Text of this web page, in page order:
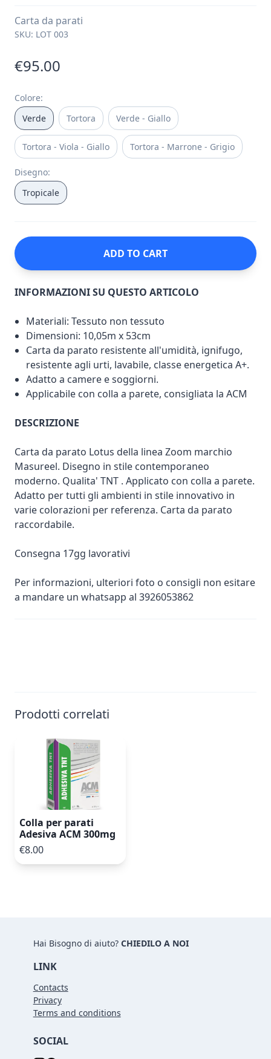
Carta da parati
SKU: LOT 003
€95.00
Colore:
Verde
Tortora Verde - Giallo
Tortora - Viola - Giallo Tortora - Marrone - Grigio
Disegno:
Tropicale
ADD TO CART
INFORMAZIONI SU QUESTO ARTICOLO
Materiali: Tessuto non tessuto
Dimensioni: 10,05m x 53cm
Carta da parato resistente all'umidità, ignifugo,
resistente agli urti, lavabile, classe energetica A+.
Adatto a camere e soggiorni.
Applicabile con colla a parete, consigliata la ACM
DESCRIZIONE
Carta da parato Lotus della linea Zoom marchio
Masureel. Disegno in stile contemporaneo
moderno. Qualita' TNT . Applicato con colla a parete.
Adatto per tutti gli ambienti in stile innovativo in
varie colorazioni per referenza. Carta da parato
raccordabile.
Consegna 17gg lavorativi
Per informazioni, ulteriori foto o consigli non esitare
a mandare un whatsapp al 3926053862
Prodotti correlati
Colla per parati
Adesiva ACM 300mg
€8.00
Hai Bisogno di aiuto? CHIEDILO A NOI
LINK
Contacts
Privacy
Terms and conditions
SOCIAL